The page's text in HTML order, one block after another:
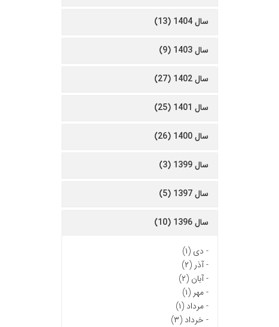
سال 1404 (13)
سال 1403 (9)
سال 1402 (27)
سال 1401 (25)
سال 1400 (26)
سال 1399 (3)
سال 1397 (5)
سال 1396 (10)
- دی (۱)
-آذر (۲)
-آبان (۲)
-مهر (۱)
-مرداد (۱)
- خرداد (۳)